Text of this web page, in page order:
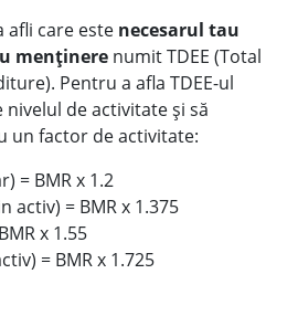
afli care este necesarul tau
menținere numit TDEE (Total
Pentru a afla TDEE-ul
de activitate și să
un factor de activitate:
= BMR x 1.2
activ) = BMR x 1.375
x 1.55
= BMR x 1.725